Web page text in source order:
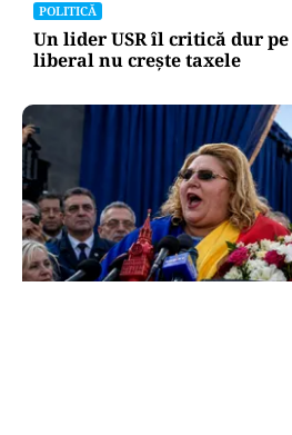
POLITICĂ
Un lider USR îl critică dur
liberal nu crește taxele